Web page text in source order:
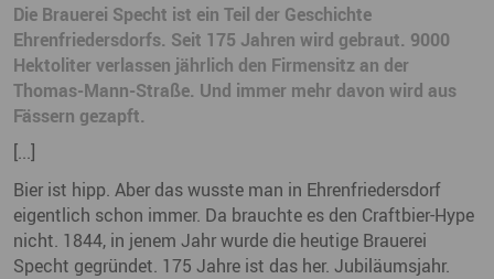
Die Brauerei Specht ist ein Teil der Geschichte
Ehrenfriedersdorfs. Seit 175 Jahren wird gebraut. 9000
Hektoliter verlassen jährlich den Firmensitz an der
Thomas-Mann-Straße. Und immer mehr davon wird aus
Fässern gezapft.
[...]
Bier ist hipp. Aber das wusste man in Ehrenfriedersdorf
eigentlich schon immer. Da brauchte es den Craftbier-Hype
nicht. 1844, in jenem Jahr wurde die heutige Brauerei
Specht gegründet. 175 Jahre ist das her. Jubiläumsjahr.